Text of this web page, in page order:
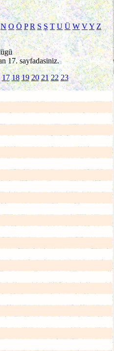
N O Ö P R S Ş T U Ü W VY Z
17. sayfadasiniz.
17 18 19 20 21 22 23